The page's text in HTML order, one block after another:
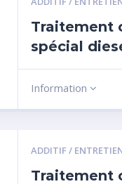
Traitement
spécial
Information
ADDITIF /
Traitement